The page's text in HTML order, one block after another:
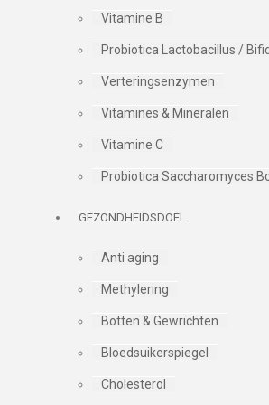
Vitamine B
Probiotica Lactobacillus /
Verteringsenzymen
Vitamines & Mineralen
Vitamine C
Probiotica Saccharomyces
GEZONDHEIDSDOEL
Anti aging
Methylering
Botten & Gewrichten
Bloedsuikerspiegel
Cholesterol